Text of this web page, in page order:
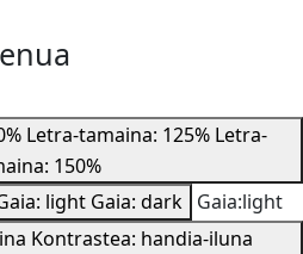
Letra-tamaina: 125% Letra-
150%
light Gaia: dark Gaia:light
Kontrastea: handia-iluna